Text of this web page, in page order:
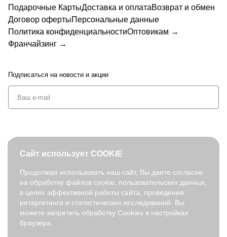
Подарочные КартыДоставка и оплатаВозврат и обмен
Договор офертыПерсональные данные
Политика конфиденциальностиОптовикам →
Франчайзинг →
Подписаться на новости и акции
© 2026. fabretti.ru. Все права защищены
На информационном ресурсе применяются
рекомендательные
технологии .
Все ресурсы сайта fabretti.ru, включая (но не ограничиваясь)
Сайт использует COOKIE
Продолжая использовать наш сайт, Вы даете согласие
на обработку файлов cookie, пользовательских данных,
в целях эффективной работы сайта, проведения
ретаргетинга и статистических исследований. Вы
можете запретить обработку Cookies в настройках
браузера.